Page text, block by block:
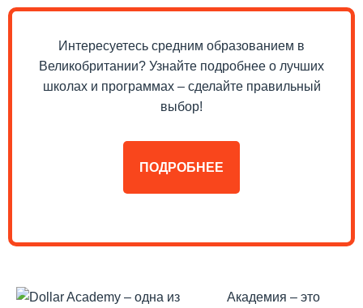
Интересуетесь средним образованием в
Великобритании? Узнайте подробнее о лучших
школах и программах – сделайте правильный
выбор!
ПОДРОБНЕЕ
Академия – это